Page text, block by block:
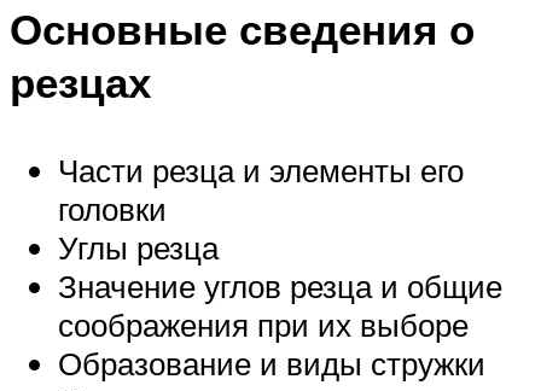
Основные сведения о
резцах
Части резца и элементы его
головки
Углы резца
Значение углов резца и общие
соображения при их выборе
Образование и виды стружки